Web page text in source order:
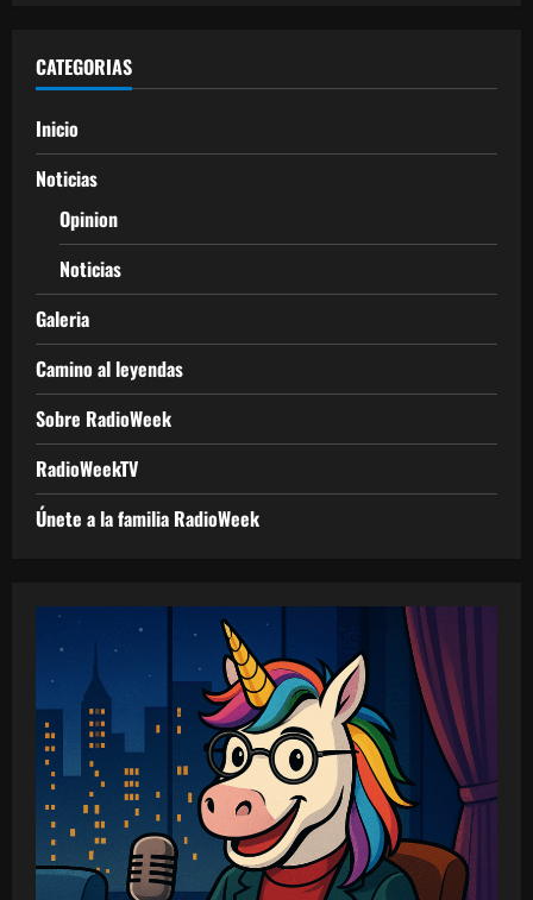
CATEGORIAS
Inicio
Noticias
Opinion
Noticias
Galeria
Camino al leyendas
Sobre RadioWeek
RadioWeekTV
Únete a la familia RadioWeek